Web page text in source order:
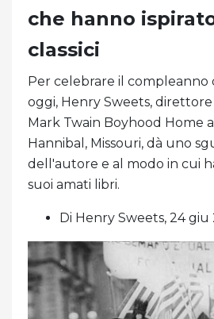
che hanno
classici
Per celebrare il compleanno
oggi, Henry Sweets,
Mark Twain Boyhood Home
Hannibal, Missouri, dà uno
dell'autore e al modo in cui
suoi amati libri.
Di Henry Sweets, 24 giu